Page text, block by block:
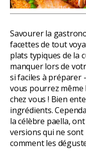
Savourer la
facettes de tout
plats typiques de la
manquer lors de
si faciles à préparer
vous pourrez
chez vous ! Bien
ingrédients.
la célèbre paella,
versions qui ne sont
comment les